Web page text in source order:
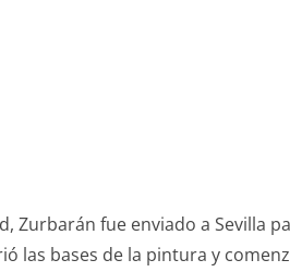
Zurbarán fue enviado a Sevilla
las bases de la pintura y